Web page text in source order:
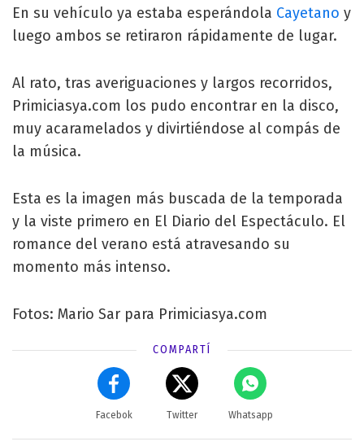
En su vehículo ya estaba esperándola Cayetano y
luego ambos se retiraron rápidamente de lugar.
Al rato, tras averiguaciones y largos recorridos,
Primiciasya.com los pudo encontrar en la disco,
muy acaramelados y divirtiéndose al compás de
la música.
Esta es la imagen más buscada de la temporada
y la viste primero en El Diario del Espectáculo. El
romance del verano está atravesando su
momento más intenso.
Fotos: Mario Sar para Primiciasya.com
COMPARTÍ
Facebok Twitter Whatsapp